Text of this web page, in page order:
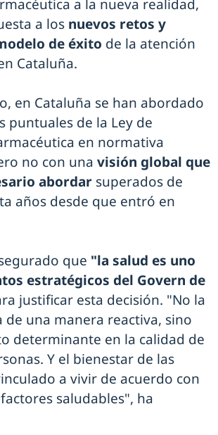
a la nueva realidad,
a los nuevos retos y
de éxito de la atención
Cataluña.
en Cataluña se han abordado
puntuales de la Ley de
en normativa
no con una visión global que
abordar superados de
años desde que entró en
que "la salud es uno
estratégicos del Govern de
justificar esta decisión. "No la
de una manera reactiva, sino
determinante en la calidad de
Y el bienestar de las
a vivir de acuerdo con
saludables", ha